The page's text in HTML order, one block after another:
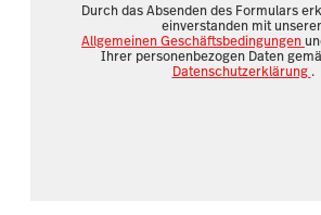
Durch das Absenden des Formulars
einverstanden mit
Allgemeinen Geschäftsbedingungen
Ihrer personenbezogen Daten
Datenschutzerklärung .